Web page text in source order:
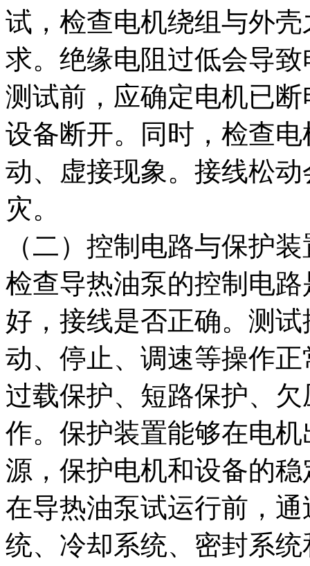
试，检查电机绕组与外
求。绝缘电阻过低会导
测试前，应确定电机已
设备断开。同时，检查
动、虚接现象。接线松
灾。
（二）控制电路与保护
检查导热油泵的控制电
好，接线是否正确。测
动、停止、调速等操作
过载保护、短路保护、
作。保护装置能够在电
源，保护电机和设备的稳
在导热油泵试运行前，
统、冷却系统、密封系